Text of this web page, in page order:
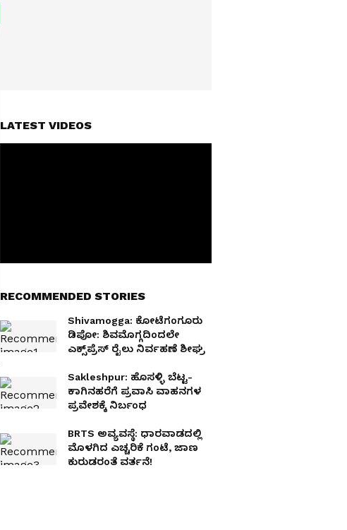
LATEST VIDEOS
RECOMMENDED STORIES
Shivamogga: ಕೋಟೆಗಂಗೂರು
ಡಿಪೋ: ಶಿವಮೊಗ್ಗದಿಂದಲೇ
ಎಕ್ಸ್‌ಪ್ರೆಸ್ ರೈಲು ನಿರ್ವಹಣೆ ಶೀಘ್ರ
Sakleshpur: ಹೊಸಳ್ಳಿ ಬೆಟ್ಟ-
ಕಾಗಿನಹರೆಗೆ ಪ್ರವಾಸಿ ವಾಹನಗಳ
ಪ್ರವೇಶಕ್ಕೆ ನಿರ್ಬಂಧ
BRTS ಅವ್ಯವಸ್ಥೆ: ಧಾರವಾಡದಲ್ಲಿ
ಮೊಳಗಿದ ಎಚ್ಚರಿಕೆ ಗಂಟೆ, ಜಾಣ
ಕುರುಡರಂತೆ ವರ್ತನೆ!